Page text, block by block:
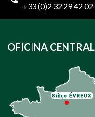
+33 (0)2 32 29 42 02
OFICINA CENTRAL